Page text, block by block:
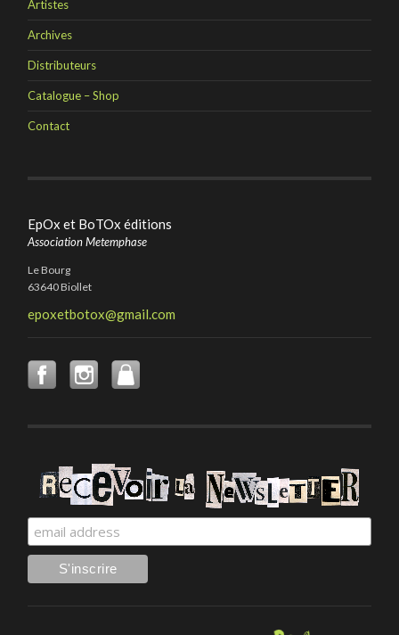
Artistes
Archives
Distributeurs
Catalogue – Shop
Contact
EpOx et BoTOx éditions
Association Metemphase
Le Bourg
63640 Biollet
epoxetbotox@gmail.com